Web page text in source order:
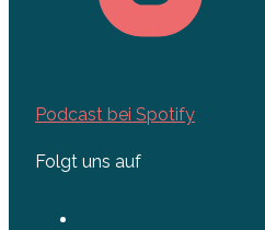
Podcast bei Spotify
Folgt uns auf